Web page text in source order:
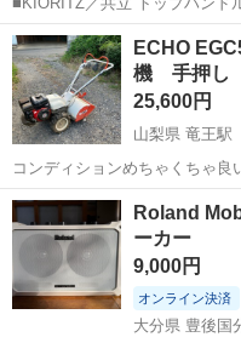
量 ： 26.9 cc ・バー長さ ： 350
業機械総合メーカーやまびこの
兵庫 明石市
ECHO
機 手押し
25,600円
山梨県 竜王駅
コンディションめちゃくちゃ良
山梨 南アルプス市
Roland
ーカー
9,000円
オンライン決済
大分県 豊後国